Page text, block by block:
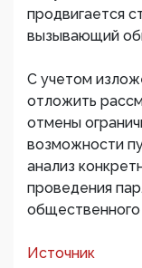
продвигается
вызывающий
С учетом
отложить
отмены
возможности
анализ
проведения
общественного
Источник